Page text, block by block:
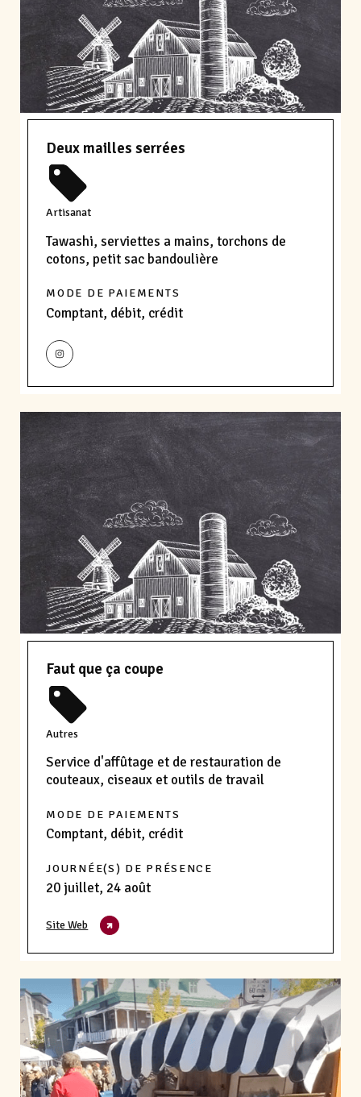
Deux mailles serrées
Artisanat
Tawashi, serviettes a mains, torchons de
cotons, petit sac bandoulière
MODE DE PAIEMENTS
Comptant, débit, crédit
Faut que ça coupe
Autres
Service d'affûtage et de restauration de
couteaux, ciseaux et outils de travail
MODE DE PAIEMENTS
Comptant, débit, crédit
JOURNÉE(S) DE PRÉSENCE
20 juillet, 24 août
Site Web